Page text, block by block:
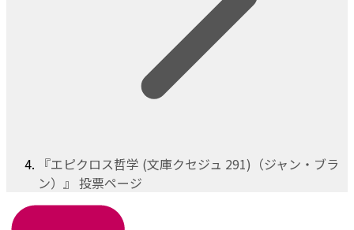
『エピクロス哲学 (文庫クセジュ 291)（ジャン・ブラ
ン）』 投票ページ